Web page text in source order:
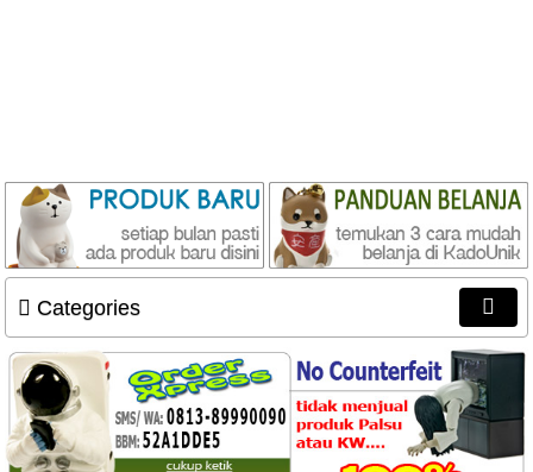
Categories